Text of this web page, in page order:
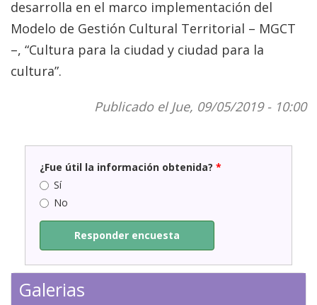
desarrolla en el marco implementación del
Modelo de Gestión Cultural Territorial – MGCT
–, “Cultura para la ciudad y ciudad para la
cultura”.
Publicado el Jue, 09/05/2019 - 10:00
¿Fue útil la información obtenida? *
Sí
No
Responder encuesta
Galerias